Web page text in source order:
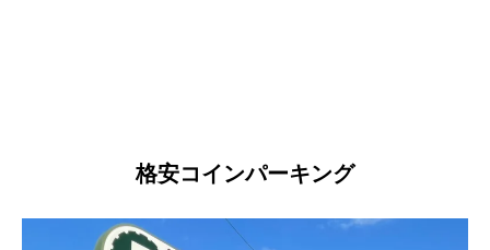
格安コインパーキング